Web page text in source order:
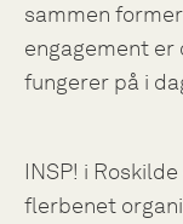
sammen
engagement
fungerer på i
INSP! i
flerbenet